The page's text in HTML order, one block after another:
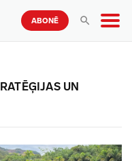
ABONĒ
UN